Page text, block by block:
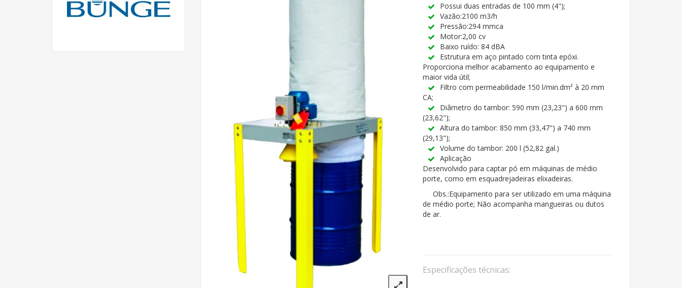
Possui duas entradas de 100 mm (4");
Vazão:2100 m3/h
Pressão:294 mmca
Motor:2,00 cv
Baixo ruído: 84 dBA
Estrutura em aço pintado com tinta epóxi.
Proporciona melhor acabamento ao equipamento e
maior vida útil;
Filtro com permeabilidade 150 l/min.dm² à 20 mm
CA;
Diâmetro do tambor: 590 mm (23,23") a 600 mm
(23,62");
Altura do tambor: 850 mm (33,47") a 740 mm
(29,13");
Volume do tambor: 200 l (52,82 gal.)
Aplicação
Desenvolvido para captar pó em máquinas de médio
porte, como em esquadrejadeiras elixadeiras.
Obs.:Equipamento para ser utilizado em uma máquina
de médio porte; Não acompanha mangueiras ou dutos
de ar.
Especificações técnicas: